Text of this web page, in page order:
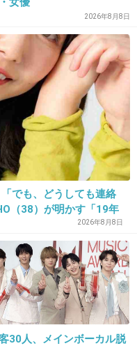
-1
+39 -3
この人凄いって思
+77 -5
2026年8月8日
でも、どうしても連絡
（38）が明かす「19年
2026年8月8日
30人、メインボーカル脱